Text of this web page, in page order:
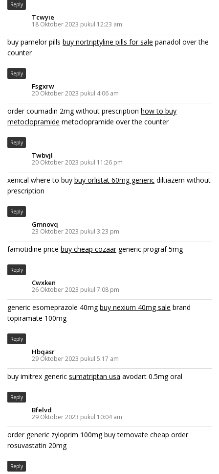
Reply
Tcwyie
18 Oktober 2023 pukul 12:23 am
buy pamelor pills buy nortriptyline pills for sale panadol over the
counter
Reply
Fsgxrw
20 Oktober 2023 pukul 4:06 am
order coumadin 2mg without prescription how to buy
metoclopramide metoclopramide over the counter
Reply
Twbvjl
20 Oktober 2023 pukul 11:26 pm
xenical where to buy buy orlistat 60mg generic diltiazem without
prescription
Reply
Gmnovq
23 Oktober 2023 pukul 3:23 pm
famotidine price buy cheap cozaargeneric prograf 5mg
Reply
Cwxken
26 Oktober 2023 pukul 7:08 pm
generic esomeprazole 40mgbuy nexium 40mg sale brand
topiramate 100mg
Reply
Hbqasr
29 Oktober 2023 pukul 5:17 am
buy imitrex generic sumatriptan usa avodart 0.5mg oral
Reply
Bfelvd
29 Oktober 2023 pukul 10:04 am
order generic zyloprim 100mgbuy temovate cheap order
rosuvastatin 20mg
Reply